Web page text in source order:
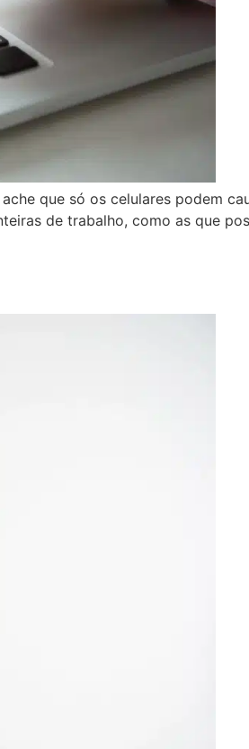
que só os celulares podem
de trabalho, como as que